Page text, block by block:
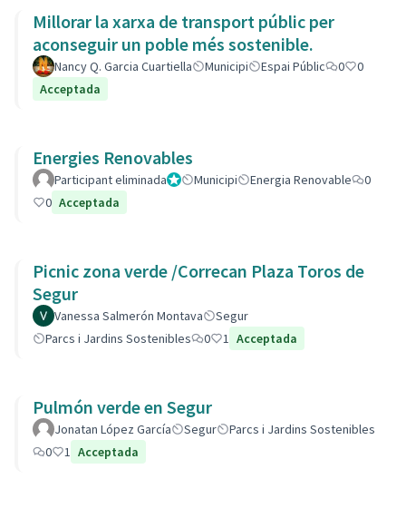
Millorar la xarxa de transport públic per
aconseguir un poble més sostenible.
Nancy Q. Garcia Cuartiella Municipi Espai Públic 0
0
Acceptada
Energies Renovables
Participant eliminadaAdministrador
Municipi Energia Renovable
0
0 Acceptada
Picnic zona verde /Correcan Plaza Toros de
Segur
Vanessa Salmerón Montava
Segur
Parcs i Jardins Sostenibles
0 1 Acceptada
Pulmón verde en Segur
Jonatan López García Segur
Parcs i Jardins Sostenibles
0
1 Acceptada